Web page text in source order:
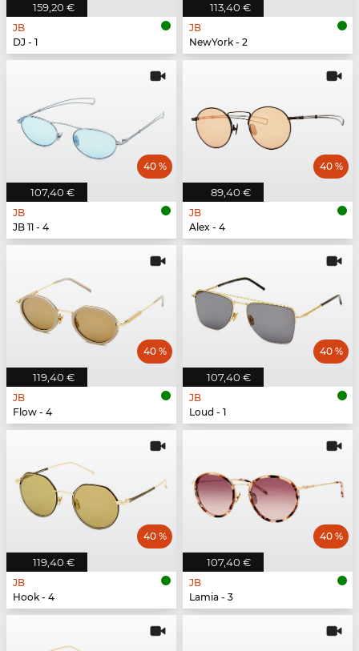
159,20 €
JB
DJ - 1
113,40 €
JB
NewYork - 2
107,40 €
40 %
JB
JB 11 - 4
89,40 €
40 %
JB
Alex - 4
119,40 €
40 %
JB
Flow - 4
107,40 €
40 %
JB
Loud - 1
119,40 €
40 %
JB
Hook - 4
107,40 €
40 %
JB
Lamia - 3